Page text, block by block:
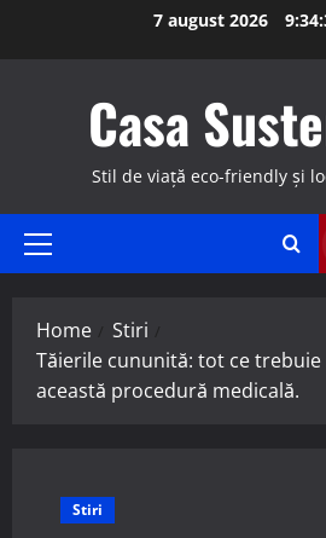
7 august 2026
Casa
Stil de viață eco-friendly și
Primary
Home
Stiri
Tăierile cununită: tot ce
această procedură medicală.
Stiri